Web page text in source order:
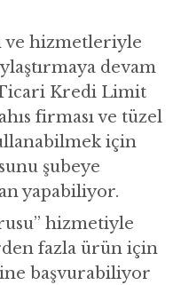
ve hizmetleriyle
devam
Ticari Kredi Limit
firması ve tüzel
için
şubeye
yapabiliyor.
hizmetiyle
fazla ürün için
başvurabiliyor